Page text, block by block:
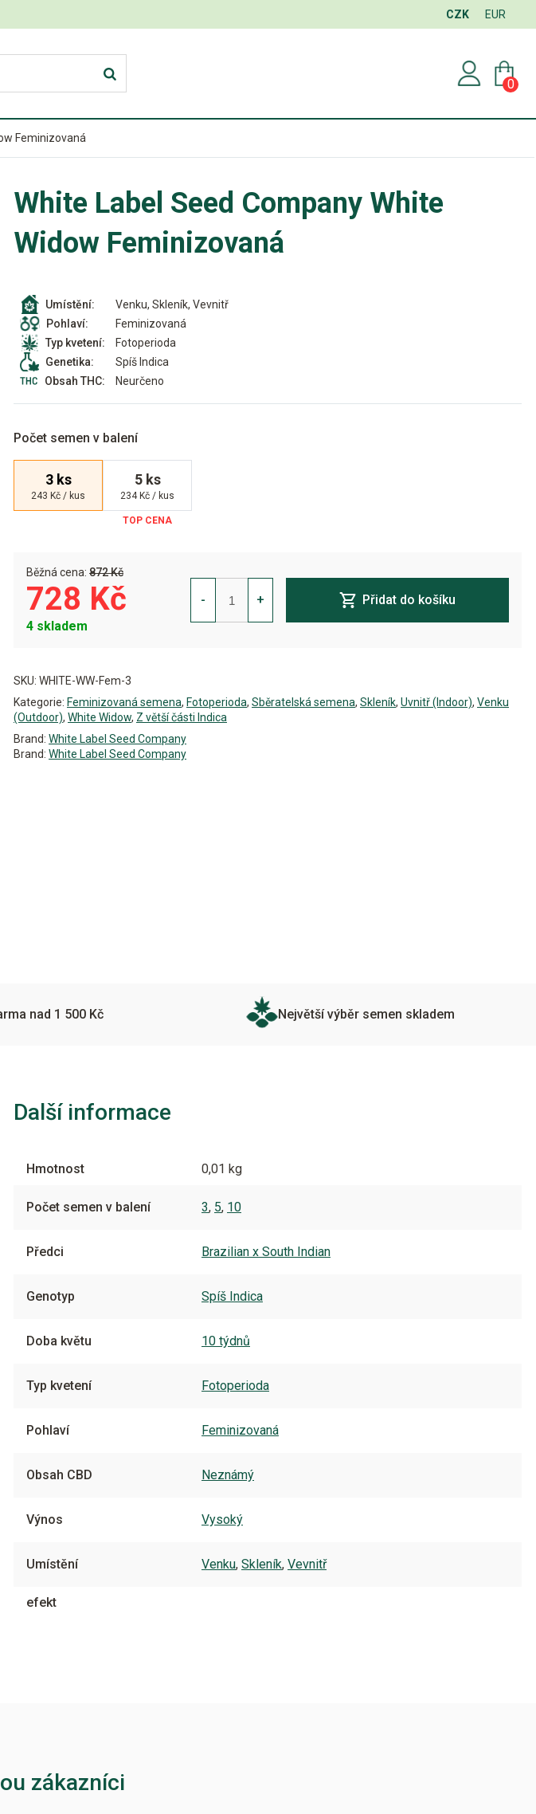
CZK EUR
0
Feminizovaná
White Label Seed Company White
Widow Feminizovaná
Umístění:
Venku, Skleník, Vevnitř
Pohlaví:
Feminizovaná
Typ kvetení:
Fotoperioda
Genetika:
Spíš Indica
Obsah THC:
Neurčeno
Počet semen v balení
3 ks
243 Kč / kus
5 ks
234 Kč / kus
Běžná cena: 872 Kč
728 Kč
4 skladem
-
White
Widow
Feminizovaná
množství
+ Přidat do košíku
SKU: WHITE-WW-Fem-3
Kategorie: Feminizovaná semena, Fotoperioda, Sběratelská semena, Skleník, Uvnitř (Indoor), Venku
(Outdoor), White Widow, Z větší části Indica
Brand: White Label Seed Company
Brand: White Label Seed Company
nad 1 500 Kč Největší výběr semen skladem
Další informace
Hmotnost 0,01 kg
Počet semen v balení 3, 5, 10
Předci Brazilian x South Indian
Genotyp Spíš Indica
Doba květu 10 týdnů
Typ kvetení Fotoperioda
Pohlaví Feminizovaná
Obsah CBD Neznámý
Výnos Vysoký
Umístění Venku, Skleník, Vevnitř
efekt
zákazníci